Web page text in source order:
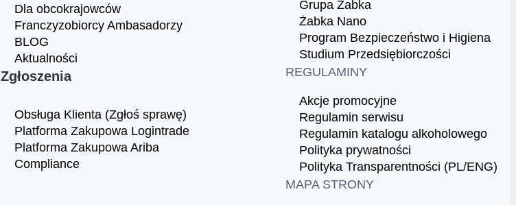
Dla obcokrajowców
Franczyzobiorcy Ambasadorzy
BLOG
Aktualności
Zgłoszenia
Obsługa Klienta (Zgłoś sprawę)
Platforma Zakupowa Logintrade
Platforma Zakupowa Ariba
Compliance
Grupa Żabka
Żabka Nano
Program Bezpieczeństwo i Higiena
Studium Przedsiębiorczości
REGULAMINY
Akcje promocyjne
Regulamin serwisu
Regulamin katalogu alkoholowego
Polityka prywatności
Polityka Transparentności (PL/ENG)
MAPA STRONY